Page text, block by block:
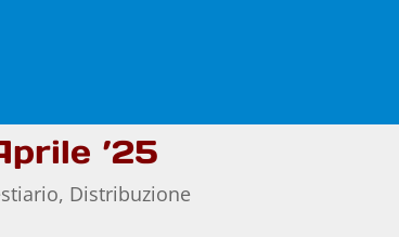
’25
, Distribuzione